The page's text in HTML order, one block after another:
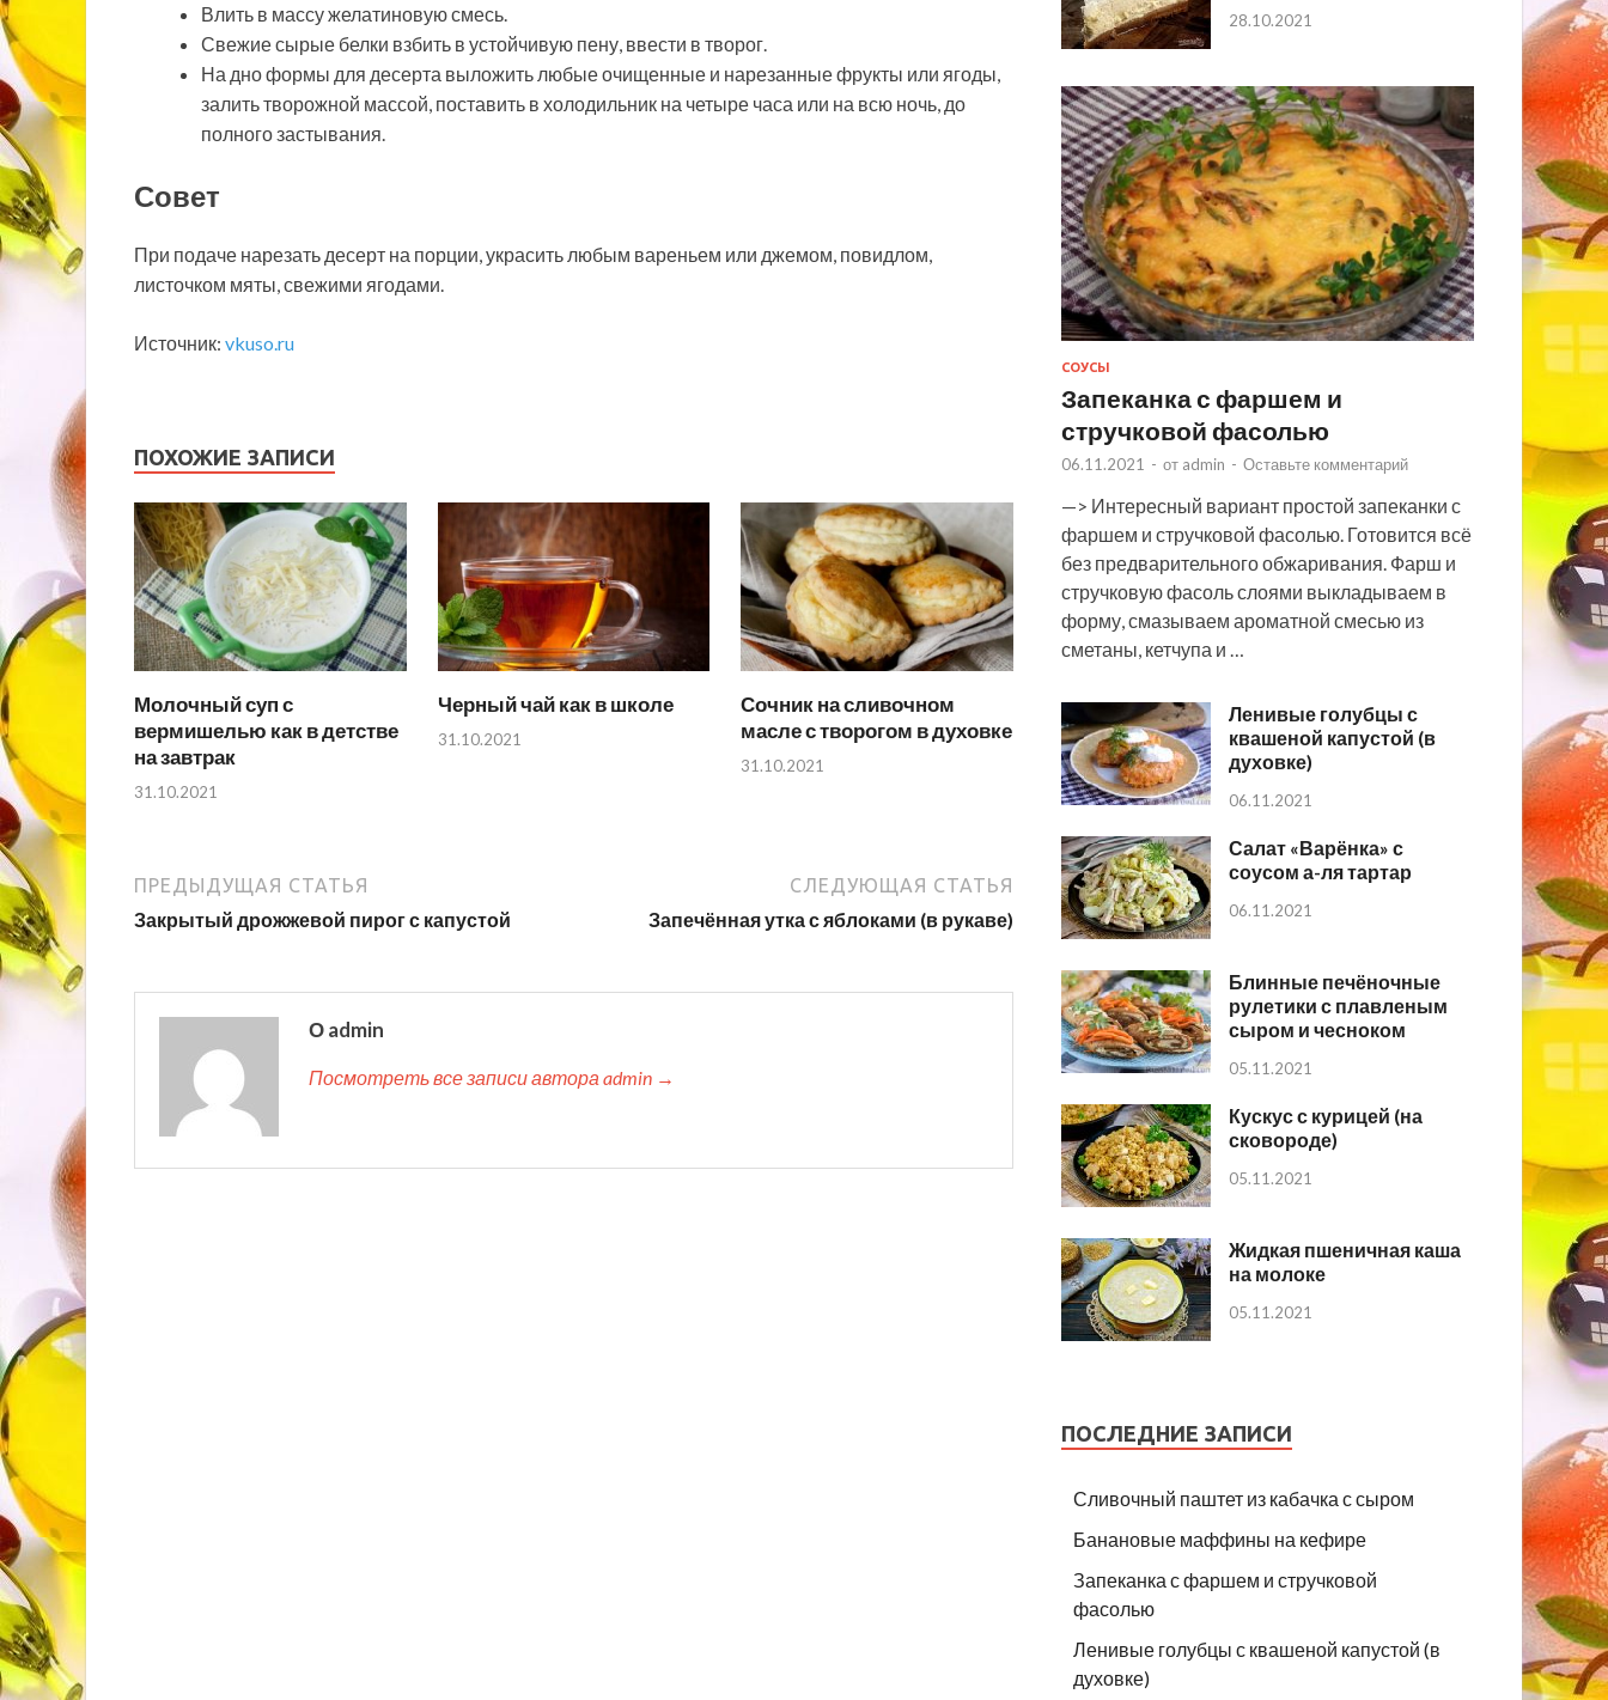
Влить в массу желатиновую смесь.
Свежие сырые белки взбить в устойчивую пену, ввести в творог.
На дно формы для десерта выложить любые очищенные и нарезанные фрукты или ягоды,
залить творожной массой, поставить в холодильник на четыре часа или на всю ночь, до
полного застывания.
Совет
При подаче нарезать десерт на порции, украсить любым вареньем или джемом, повидлом,
листочком мяты, свежими ягодами.
Источник: vkuso.ru
ПОХОЖИЕ ЗАПИСИ
Молочный суп с
вермишелью как в детстве
на завтрак
31.10.2021
Черный чай как в школе
31.10.2021
Сочник на сливочном
масле с творогом в духовке
31.10.2021
ПРЕДЫДУЩАЯ СТАТЬЯ
Закрытый дрожжевой пирог с капустой
СЛЕДУЮЩАЯ СТАТЬЯ
Запечённая утка с яблоками (в рукаве)
О admin
Посмотреть все записи автора admin →
28.10.2021
СОУСЫ
Запеканка с фаршем и
стручковой фасолью
06.11.2021 - от admin - Оставьте комментарий
—> Интересный вариант простой запеканки с
фаршем и стручковой фасолью. Готовится всё
без предварительного обжаривания. Фарш и
стручковую фасоль слоями выкладываем в
форму, смазываем ароматной смесью из
сметаны, кетчупа и …
Ленивые голубцы с
квашеной капустой (в
духовке)
06.11.2021
Салат «Варёнка» с
соусом а-ля тартар
06.11.2021
Блинные печёночные
рулетики с плавленым
сыром и чесноком
05.11.2021
Кускус с курицей (на
сковороде)
05.11.2021
Жидкая пшеничная каша
на молоке
05.11.2021
ПОСЛЕДНИЕ ЗАПИСИ
Сливочный паштет из кабачка с сыром
Банановые маффины на кефире
Запеканка с фаршем и стручковой
фасолью
Ленивые голубцы с квашеной капустой (в
духовке)